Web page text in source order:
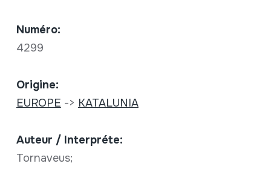
Numéro:
4299
Origine:
EUROPE -> KATALUNIA
Auteur / Interpréte:
Tornaveus;